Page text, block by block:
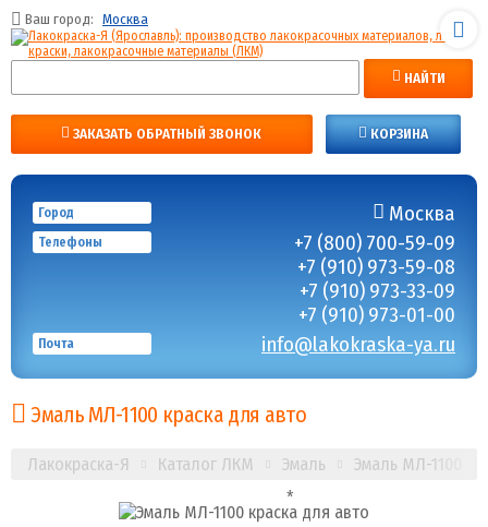
Ваш город: Москва
НАЙТИ
ЗАКАЗАТЬ ОБРАТНЫЙ ЗВОНОК КОРЗИНА
Город Москва
Телефоны
+7 (800) 700-59-09
+7 (910) 973-59-08
+7 (910) 973-33-09
+7 (910) 973-01-00
Почта info@lakokraska-ya.ru
Эмаль МЛ-1100 краска для авто
Лакокраска-Я Каталог ЛКМ Эмаль Эмаль МЛ-1100